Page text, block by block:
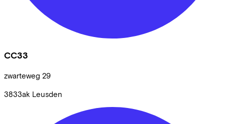
CC33
zwarteweg 29
3833ak Leusden